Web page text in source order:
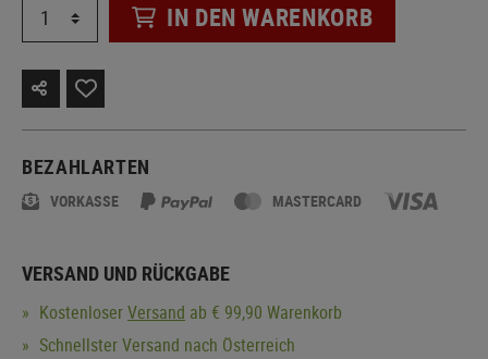
IN DEN WARENKORB
BEZAHLARTEN
VORKASSE MASTERCARD
VERSAND UND RÜCKGABE
KostenloserVersand ab € 99,90 Warenkorb
Schnellster Versand nach Österreich